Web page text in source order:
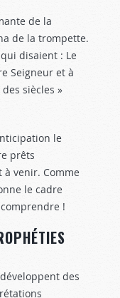
de la
de la trompette.
disaient : Le
Seigneur et à
siècles »
le
prêts
venir. Comme
le cadre
!
des